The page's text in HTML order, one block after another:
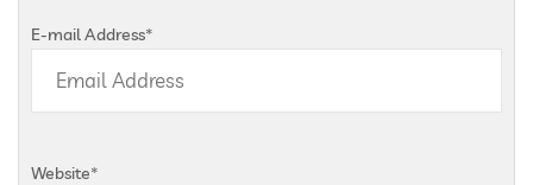
E-mail Address*
Website*